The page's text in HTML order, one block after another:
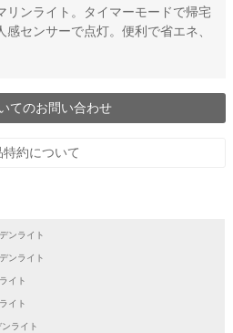
リンライト。タイマーモードで帰宅
センサーで点灯。便利で省エネ、
てのお問い合わせ
特約について
ンライト
ンライト
イト
イト
ライト